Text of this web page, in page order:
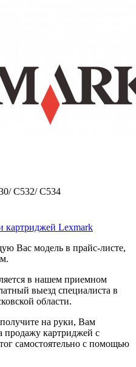
C532/ C534
картриджей Lexmark
Вас модель в прайс-листе,
в нашем приемном
выезд специалиста в
области.
на руки, Вам
продажу картриджей с
самостоятельно с помощью